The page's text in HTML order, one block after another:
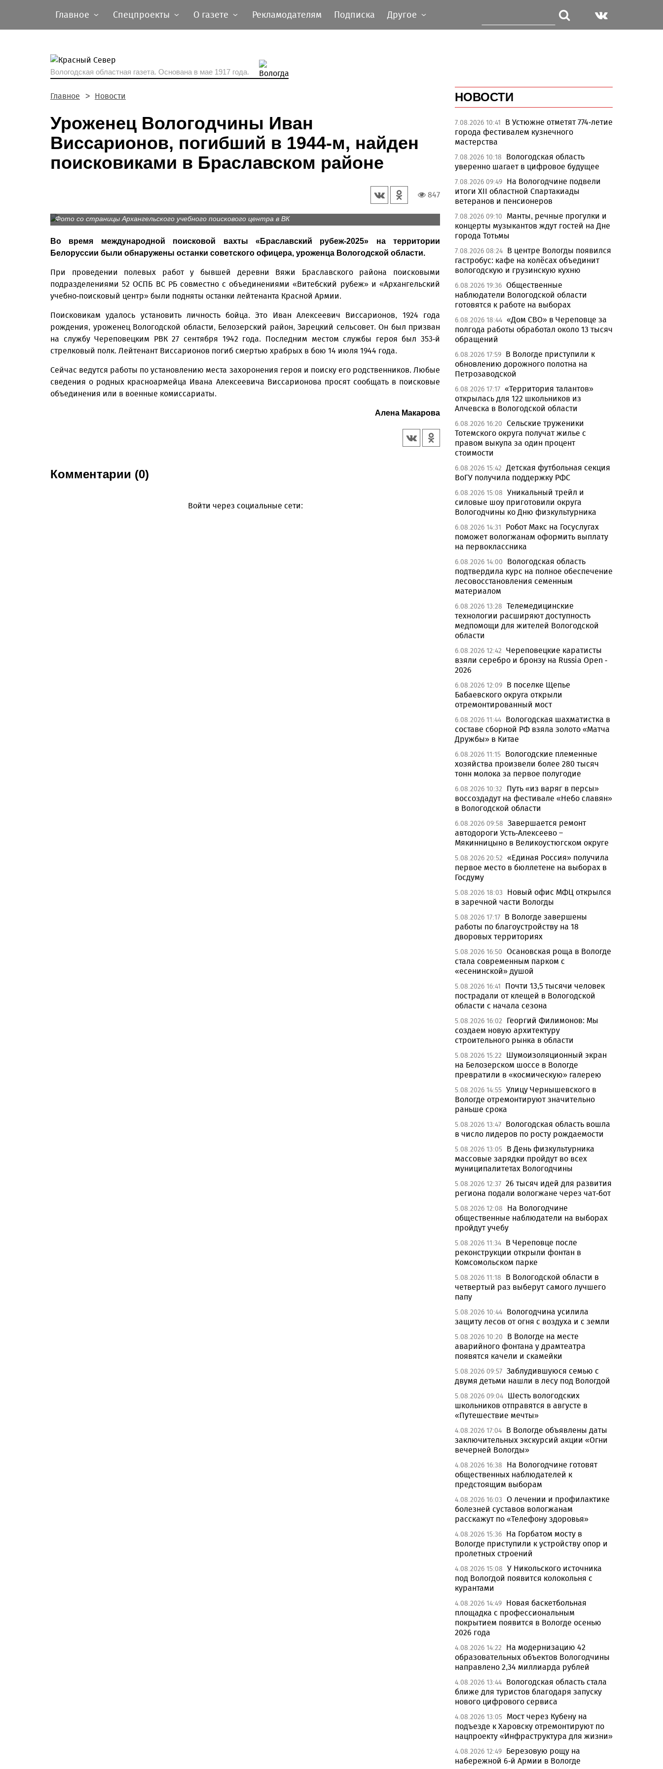
Главное Спецпроекты О газете Рекламодателям Подписка Другое
Вологодская областная газета. Основана в мае 1917 года.
Главное Новости
Уроженец Вологодчины Иван
Виссарионов, погибший в 1944-м, найден
поисковиками в Браславском районе
847
Фото со страницы Архангельского учебного поискового центра в ВК
Во время международной поисковой вахты «Браславский рубеж-2025» на территории
Белоруссии были обнаружены останки советского офицера, уроженца Вологодской области.
При проведении полевых работ у бывшей деревни Вяжи Браславского района поисковыми
подразделениями 52 ОСПБ ВС РБ совместно с объединениями «Витебский рубеж» и «Архангельский
учебно-поисковый центр» были подняты останки лейтенанта Красной Армии.
Поисковикам удалось установить личность бойца. Это Иван Алексеевич Виссарионов, 1924 года
рождения, уроженец Вологодской области, Белозерский район, Зарецкий сельсовет. Он был призван
на службу Череповецким РВК 27 сентября 1942 года. Последним местом службы героя был 353-й
стрелковый полк. Лейтенант Виссарионов погиб смертью храбрых в бою 14 июля 1944 года.
Сейчас ведутся работы по установлению места захоронения героя и поиску его родственников. Любые
сведения о родных красноармейца Ивана Алексеевича Виссарионова просят сообщать в поисковые
объединения или в военные комиссариаты.
Алена Макарова
Комментарии (0)
Войти через социальные сети:
НОВОСТИ
7.08.2026 10:41
В Устюжне отметят 774-летие
города фестивалем кузнечного
мастерства
7.08.2026 10:18
Вологодская область
уверенно шагает в цифровое будущее
7.08.2026 09:49 На Вологодчине подвели
итоги XII областной Спартакиады
ветеранов и пенсионеров
7.08.2026 09:10
Манты, речные прогулки и
концерты музыкантов ждут гостей на Дне
города Тотьмы
7.08.2026 08:24 В центре Вологды появился
гастробус: кафе на колёсах объединит
вологодскую и грузинскую кухню
6.08.2026 19:36 Общественные
наблюдатели Вологодской области
готовятся к работе на выборах
6.08.2026 18:44 «Дом СВО» в Череповце за
полгода работы обработал около 13 тысяч
обращений
6.08.2026 17:59 В Вологде приступили к
обновлению дорожного полотна на
Петрозаводской
6.08.2026 17:17 «Территория талантов»
открылась для 122 школьников из
Алчевска в Вологодской области
6.08.2026 16:20 Сельские труженики
Тотемского округа получат жилье с
правом выкупа за один процент
стоимости
6.08.2026 15:42 Детская футбольная секция
ВоГУ получила поддержку РФС
6.08.2026 15:08 Уникальный трейл и
силовые шоу приготовили округа
Вологодчины ко Дню физкультурника
6.08.2026 14:31
Робот Макс на Госуслугах
поможет вологжанам оформить выплату
на первоклассника
6.08.2026 14:00
Вологодская область
подтвердила курс на полное обеспечение
лесовосстановления семенным
материалом
6.08.2026 13:28 Телемедицинские
технологии расширяют доступность
медпомощи для жителей Вологодской
области
6.08.2026 12:42 Череповецкие каратисты
взяли серебро и бронзу на Russia Open -
2026
6.08.2026 12:09 В поселке Щепье
Бабаевского округа открыли
отремонтированный мост
6.08.2026 11:44 Вологодская шахматистка в
составе сборной РФ взяла золото «Матча
Дружбы» в Китае
6.08.2026 11:15 Вологодские племенные
хозяйства произвели более 280 тысяч
тонн молока за первое полугодие
6.08.2026 10:32
Путь «из варяг в персы»
воссоздадут на фестивале «Небо славян»
в Вологодской области
6.08.2026 09:58 Завершается ремонт
автодороги Усть-Алексеево –
Мякинницыно в Великоустюгском округе
5.08.2026 20:52 «Единая Россия» получила
первое место в бюллетене на выборах в
Госдуму
5.08.2026 18:03
Новый офис МФЦ открылся
в заречной части Вологды
5.08.2026 17:17 В Вологде завершены
работы по благоустройству на 18
дворовых территориях
5.08.2026 16:50 Осановская роща в Вологде
стала современным парком с
«есенинской» душой
5.08.2026 16:41
Почти 13,5 тысячи человек
пострадали от клещей в Вологодской
области с начала сезона
5.08.2026 16:02
Георгий Филимонов: Мы
создаем новую архитектуру
строительного рынка в области
5.08.2026 15:22
Шумоизоляционный экран
на Белозерском шоссе в Вологде
превратили в «космическую» галерею
5.08.2026 14:55 Улицу Чернышевского в
Вологде отремонтируют значительно
раньше срока
5.08.2026 13:47 Вологодская область вошла
в число лидеров по росту рождаемости
5.08.2026 13:05 В День физкультурника
массовые зарядки пройдут во всех
муниципалитетах Вологодчины
5.08.2026 12:37 26 тысяч идей для развития
региона подали вологжане через чат-бот
5.08.2026 12:08
На Вологодчине
общественные наблюдатели на выборах
пройдут учебу
5.08.2026 11:34 В Череповце после
реконструкции открыли фонтан в
Комсомольском парке
5.08.2026 11:18
В Вологодской области в
четвертый раз выберут самого лучшего
папу
5.08.2026 10:44 Вологодчина усилила
защиту лесов от огня с воздуха и с земли
5.08.2026 10:20
В Вологде на месте
аварийного фонтана у драмтеатра
появятся качели и скамейки
5.08.2026 09:57 Заблудившуюся семью с
двумя детьми нашли в лесу под Вологдой
5.08.2026 09:04 Шесть вологодских
школьников отправятся в августе в
«Путешествие мечты»
4.08.2026 17:04 В Вологде объявлены даты
заключительных экскурсий акции «Огни
вечерней Вологды»
4.08.2026 16:38
На Вологодчине готовят
общественных наблюдателей к
предстоящим выборам
4.08.2026 16:03 О лечении и профилактике
болезней суставов вологжанам
расскажут по «Телефону здоровья»
4.08.2026 15:36 На Горбатом мосту в
Вологде приступили к устройству опор и
пролетных строений
4.08.2026 15:08 У Никольского источника
под Вологдой появится колокольня с
курантами
4.08.2026 14:49 Новая баскетбольная
площадка с профессиональным
покрытием появится в Вологде осенью
2026 года
4.08.2026 14:22
На модернизацию 42
образовательных объектов Вологодчины
направлено 2,34 миллиарда рублей
4.08.2026 13:44 Вологодская область стала
ближе для туристов благодаря запуску
нового цифрового сервиса
4.08.2026 13:05 Мост через Кубену на
подъезде к Харовску отремонтируют по
нацпроекту «Инфраструктура для жизни»
4.08.2026 12:49 Березовую рощу на
набережной 6-й Армии в Вологде